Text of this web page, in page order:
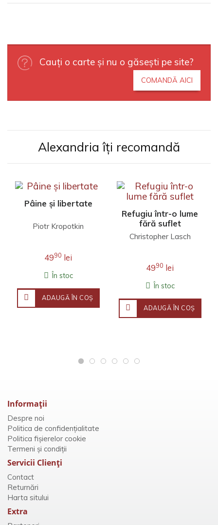
Cauți o carte și nu o găsești pe site?
COMANDĂ AICI
Alexandria îți recomandă
Pâine și libertate
Piotr Kropotkin
4990 lei
În stoc
ADAUGĂ ÎN COŞ
Refugiu într-o lume
fără suflet
Christopher Lasch
4990 lei
În stoc
ADAUGĂ ÎN COŞ
Informaţii
Despre noi
Politica de confidențialitate
Politica fișierelor cookie
Termeni și condiții
Servicii Clienţi
Contact
Returnări
Harta sitului
Extra